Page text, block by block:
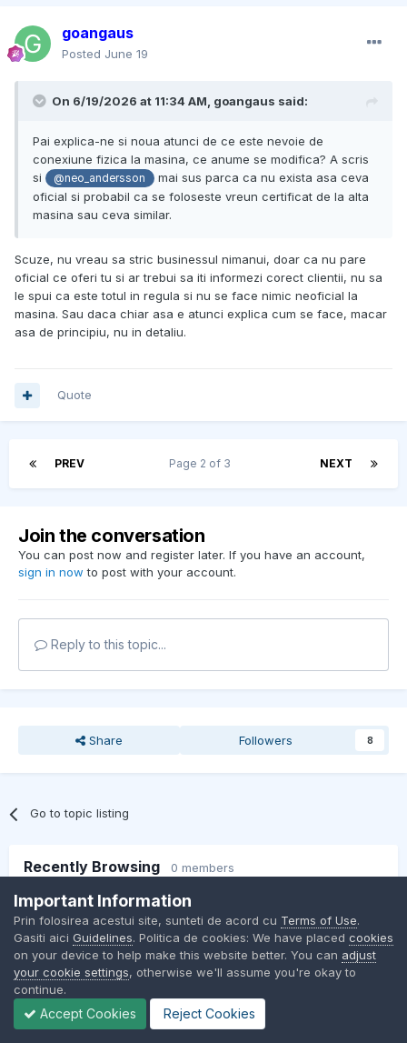
goangaus
Posted June 19
On 6/19/2026 at 11:34 AM, goangaus said:
Pai explica-ne si noua atunci de ce este nevoie de
conexiune fizica la masina, ce anume se modifica? A scris
si
@neo_andersson
mai sus parca ca nu exista asa ceva
oficial si probabil ca se foloseste vreun certificat de la alta
masina sau ceva similar.
Scuze, nu vreau sa stric businessul nimanui, doar ca nu pare
oficial ce oferi tu si ar trebui sa iti informezi corect clientii, nu sa
le spui ca este totul in regula si nu se face nimic neoficial la
masina. Sau daca chiar asa e atunci explica cum se face, macar
asa de principiu, nu in detaliu.
Quote
PREV NEXT
Page 2 of 3
Join the conversation
You can post now and register later. If you have an account,
sign in now to post with your account.
Reply to this topic...
Share Followers 8
Go to topic listing
Recently Browsing 0 members
No registered users viewing this page.
Contact Us Cookies
Important Information
Prin folosirea acestui site, sunteti de acord cu Terms of Use.
Gasiti aici Guidelines. Politica de cookies: We have placed cookies
on your device to help make this website better. You can adjust
your cookie settings, otherwise we'll assume you're okay to
continue.
Accept Cookies Reject Cookies